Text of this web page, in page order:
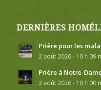
DERNIÈRES
Prière pour les
2 août 2026 - 10 h 09
Prière à Notre-
2 août 2026 - 10 h 00